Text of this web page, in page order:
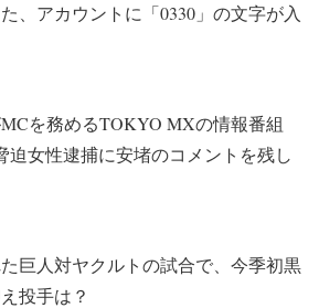
、アカウントに「0330」の文字が入
を務めるTOKYO MXの情報番組
迫女性逮捕に安堵のコメントを残し
巨人対ヤクルトの試合で、今季初黒
投手は？